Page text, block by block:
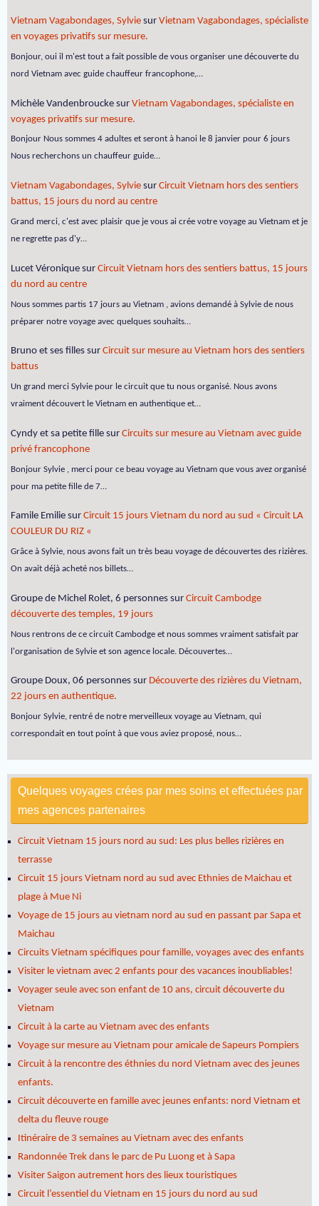
Vietnam Vagabondages, Sylvie sur Vietnam Vagabondages, spécialiste
en voyages privatifs sur mesure.
Bonjour, oui il m'est tout a fait possible de vous organiser une découverte du
nord Vietnam avec guide chauffeur francophone,…
Michèle Vandenbroucke sur Vietnam Vagabondages, spécialiste en
voyages privatifs sur mesure.
Bonjour Nous sommes 4 adultes et seront à hanoi le 8 janvier pour 6 jours
Nous recherchons un chauffeur guide…
Vietnam Vagabondages, Sylvie sur Circuit Vietnam hors des sentiers
battus, 15 jours du nord au centre
Grand merci, c'est avec plaisir que je vous ai crée votre voyage au Vietnam et je
ne regrette pas d'y…
Lucet Véronique sur Circuit Vietnam hors des sentiers battus, 15 jours
du nord au centre
Nous sommes partis 17 jours au Vietnam , avions demandé à Sylvie de nous
préparer notre voyage avec quelques souhaits…
Bruno et ses filles sur Circuit sur mesure au Vietnam hors des sentiers
battus
Un grand merci Sylvie pour le circuit que tu nous organisé. Nous avons
vraiment découvert le Vietnam en authentique et…
Cyndy et sa petite fille sur Circuits sur mesure au Vietnam avec guide
privé francophone
Bonjour Sylvie , merci pour ce beau voyage au Vietnam que vous avez organisé
pour ma petite fille de 7…
Famile Emilie sur Circuit 15 jours Vietnam du nord au sud « Circuit LA
COULEUR DU RIZ «
Grâce à Sylvie, nous avons fait un très beau voyage de découvertes des rizières.
On avait déjà acheté nos billets…
Groupe de Michel Rolet, 6 personnes sur Circuit Cambodge
découverte des temples, 19 jours
Nous rentrons de ce circuit Cambodge et nous sommes vraiment satisfait par
l'organisation de Sylvie et son agence locale. Découvertes…
Groupe Doux, 06 personnes sur Découverte des rizières du Vietnam,
22 jours en authentique.
Bonjour Sylvie, rentré de notre merveilleux voyage au Vietnam, qui
correspondait en tout point à que vous aviez proposé, nous…
Quelques voyages crées par mes soins et effectuées par
mes agences partenaires
Circuit Vietnam 15 jours nord au sud: Les plus belles rizières en
terrasse
Circuit 15 jours Vietnam nord au sud avec Ethnies de Maichau et
plage à Mue Ni
Voyage de 15 jours au vietnam nord au sud en passant par Sapa et
Maichau
Circuits Vietnam spécifiques pour famille, voyages avec des enfants
Visiter le vietnam avec 2 enfants pour des vacances inoubliables!
Voyager seule avec son enfant de 10 ans, circuit découverte du
Vietnam
Circuit à la carte au Vietnam avec des enfants
Voyage sur mesure au Vietnam pour amicale de Sapeurs Pompiers
Circuit à la rencontre des éthnies du nord Vietnam avec des jeunes
enfants.
Circuit découverte en famille avec jeunes enfants: nord Vietnam et
delta du fleuve rouge
Itinéraire de 3 semaines au Vietnam avec des enfants
Randonnée Trek dans le parc de Pu Luong et à Sapa
Visiter Saigon autrement hors des lieux touristiques
Circuit l’essentiel du Vietnam en 15 jours du nord au sud